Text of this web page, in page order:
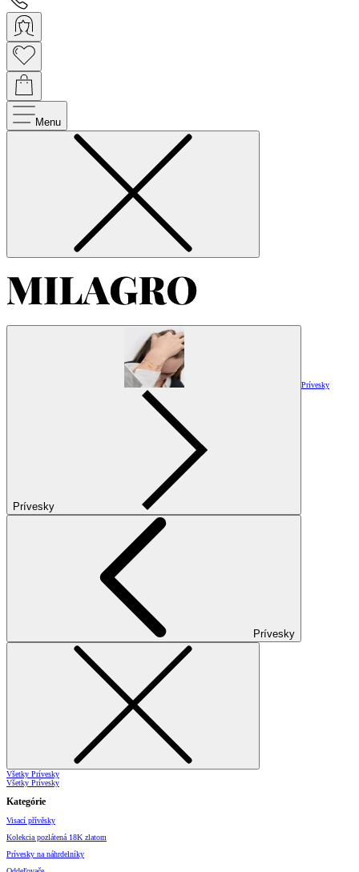
Menu
Prívesky
Prívesky
Prívesky
Všetky Prívesky
Všetky Prívesky
Kategórie
Visací přívěsky
Kolekcia pozlátená 18K zlatom
Prívesky na náhrdelníky